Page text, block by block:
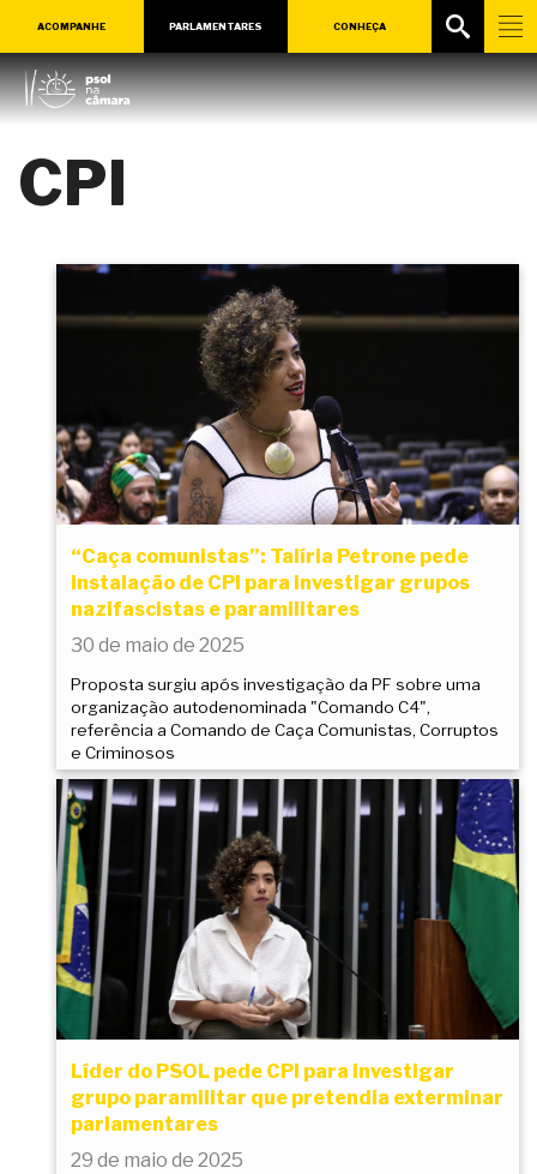
ACOMPANHE PARLAMENTARES CONHEÇA
CPI
“Caça comunistas”: Talíria Petrone pede
instalação de CPI para investigar grupos
nazifascistas e paramilitares
30 de maio de 2025
Proposta surgiu após investigação da PF sobre uma
organização autodenominada "Comando C4",
referência a Comando de Caça Comunistas, Corruptos
e Criminosos
Líder do PSOL pede CPI para investigar
grupo paramilitar que pretendia exterminar
parlamentares
29 de maio de 2025